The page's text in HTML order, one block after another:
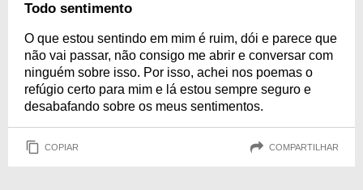
Todo sentimento
O que estou sentindo em mim é ruim, dói e parece que
não vai passar, não consigo me abrir e conversar com
ninguém sobre isso. Por isso, achei nos poemas o
refúgio certo para mim e lá estou sempre seguro e
desabafando sobre os meus sentimentos.
COPIAR COMPARTILHAR